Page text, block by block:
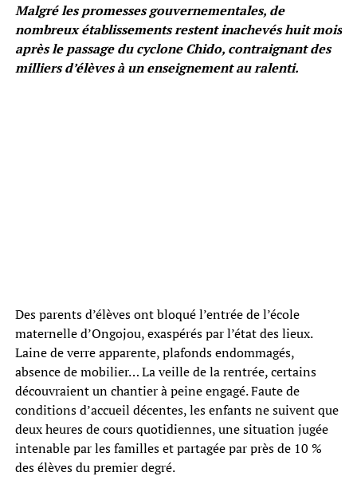
Malgré les promesses gouvernementales, de
nombreux établissements restent inachevés huit mois
après le passage du cyclone Chido, contraignant des
milliers d’élèves à un enseignement au ralenti.
Des parents d’élèves ont bloqué l’entrée de l’école
maternelle d’Ongojou, exaspérés par l’état des lieux.
Laine de verre apparente, plafonds endommagés,
absence de mobilier… La veille de la rentrée, certains
découvraient un chantier à peine engagé. Faute de
conditions d’accueil décentes, les enfants ne suivent que
deux heures de cours quotidiennes, une situation jugée
intenable par les familles et partagée par près de 10 %
des élèves du premier degré.